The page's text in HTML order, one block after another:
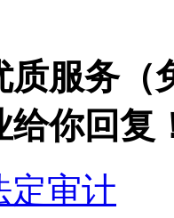
质服务（
你回复
定审计